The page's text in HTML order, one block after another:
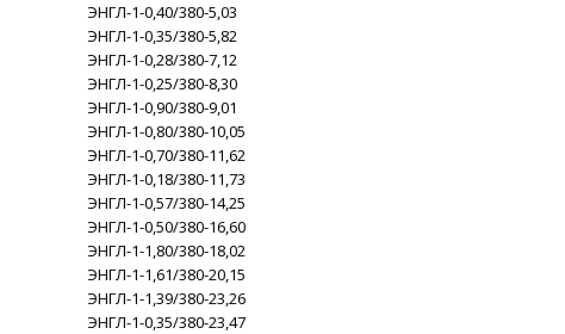
ЭНГЛ-1-0,40/380-5,03
ЭНГЛ-1-0,35/380-5,82
ЭНГЛ-1-0,28/380-7,12
ЭНГЛ-1-0,25/380-8,30
ЭНГЛ-1-0,90/380-9,01
ЭНГЛ-1-0,80/380-10,05
ЭНГЛ-1-0,70/380-11,62
ЭНГЛ-1-0,18/380-11,73
ЭНГЛ-1-0,57/380-14,25
ЭНГЛ-1-0,50/380-16,60
ЭНГЛ-1-1,80/380-18,02
ЭНГЛ-1-1,61/380-20,15
ЭНГЛ-1-1,39/380-23,26
ЭНГЛ-1-0,35/380-23,47